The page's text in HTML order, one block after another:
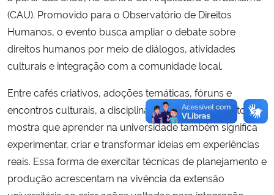
(CAU). Promovido para o Observatório de Direitos
Humanos, o evento busca ampliar o debate sobre
direitos humanos por meio de diálogos, atividades
culturais e integração com a comunidade local.
Entre cafés criativos, adoções temáticas, fóruns e
encontros culturais, a disciplina de Gestão de Eventos
mostra que aprender na universidade também significa
experimentar, criar e transformar ideias em experiências
reais. Essa forma de exercitar técnicas de planejamento e
produção acrescentam na vivência da extensão